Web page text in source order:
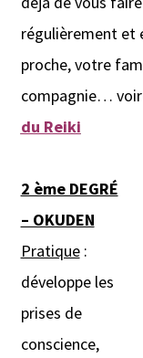
régulièrement et
proche, votre
compagnie…
du Reiki
2 ème DEGRÉ
– OKUDEN
Pratique:
développe les
prises de
conscience,